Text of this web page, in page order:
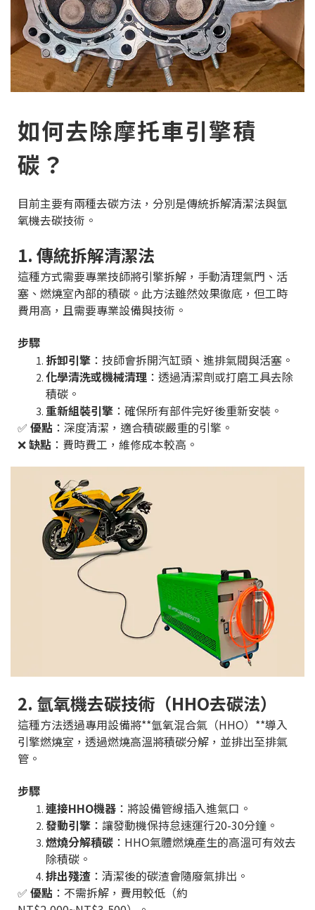
如何去除摩托車引擎積
碳？
目前主要有兩種去碳方法，分別是傳統拆解清潔法與氫
氧機去碳技術。
1. 傳統拆解清潔法
這種方式需要專業技師將引擎拆解，手動清理氣門、活
塞、燃燒室內部的積碳。此方法雖然效果徹底，但工時
費用高，且需要專業設備與技術。
步驟
拆卸引擎 ：技師會拆開汽缸頭、進排氣閥與活塞。
化學清洗或機械清理 ：透過清潔劑或打磨工具去除
積碳。
重新組裝引擎 ：確保所有部件完好後重新安裝。
✅ 優點 ：深度清潔，適合積碳嚴重的引擎。
❌缺點 ：費時費工，維修成本較高。
2. 氫氧機去碳技術（HHO去碳法）
這種方法透過專用設備將**氫氧混合氣（HHO）**導入
引擎燃燒室，透過燃燒高溫將積碳分解，並排出至排氣
管。
步驟
連接HHO機器 ：將設備管線插入進氣口。
發動引擎 ：讓發動機保持怠速運行20-30分鐘。
燃燒分解積碳 ：HHO氣體燃燒產生的高溫可有效去
除積碳。
排出殘渣 ：清潔後的碳渣會隨廢氣排出。
✅ 優點 ：不需拆解，費用較低（約